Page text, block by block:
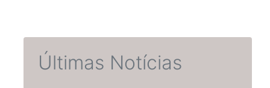
Últimas Notícias